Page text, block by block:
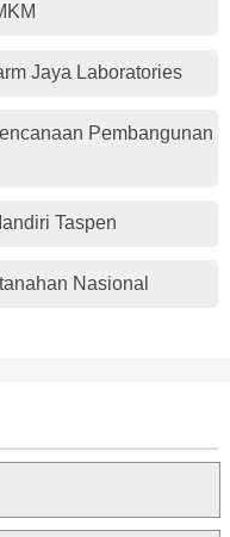
Jaya Laboratories
Pembangunan
Taspen
Nasional